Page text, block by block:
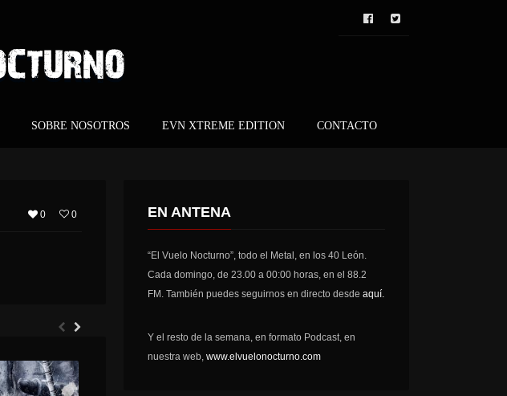
SOBRE NOSOTROS EVN XTREME EDITION CONTACTO
0 0 EN ANTENA
“El Vuelo Nocturno”, todo el Metal, en los 40 León.
Cada domingo, de 23.00 a 00:00 horas, en el 88.2
FM. También puedes seguirnos en directo desdeaquí.
Y el resto de la semana, en formato Podcast, en
nuestra web,www.elvuelonocturno.com